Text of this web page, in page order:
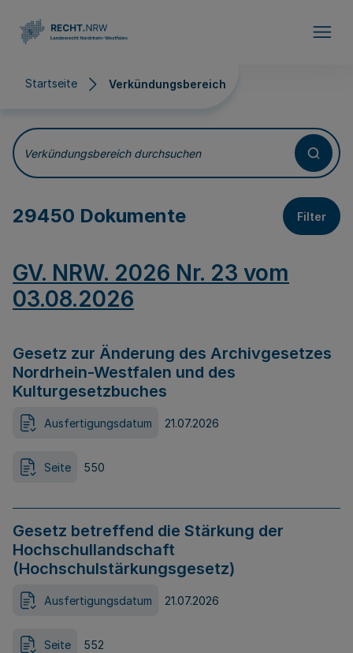
Startseite Verkündungsbereich
Verkündungsbereich
Verkündungsbereich durchsuchen
29450 Dokumente Filter
GV. NRW. 2026 Nr. 23 vom
03.08.2026
Gesetz zur Änderung des Archivgesetzes
Nordrhein-Westfalen und des
Kulturgesetzbuches
Ausfertigungsdatum 21.07.2026
Seite 550
Gesetz betreffend die Stärkung der
Hochschullandschaft
(Hochschulstärkungsgesetz)
Ausfertigungsdatum 21.07.2026
Seite 552